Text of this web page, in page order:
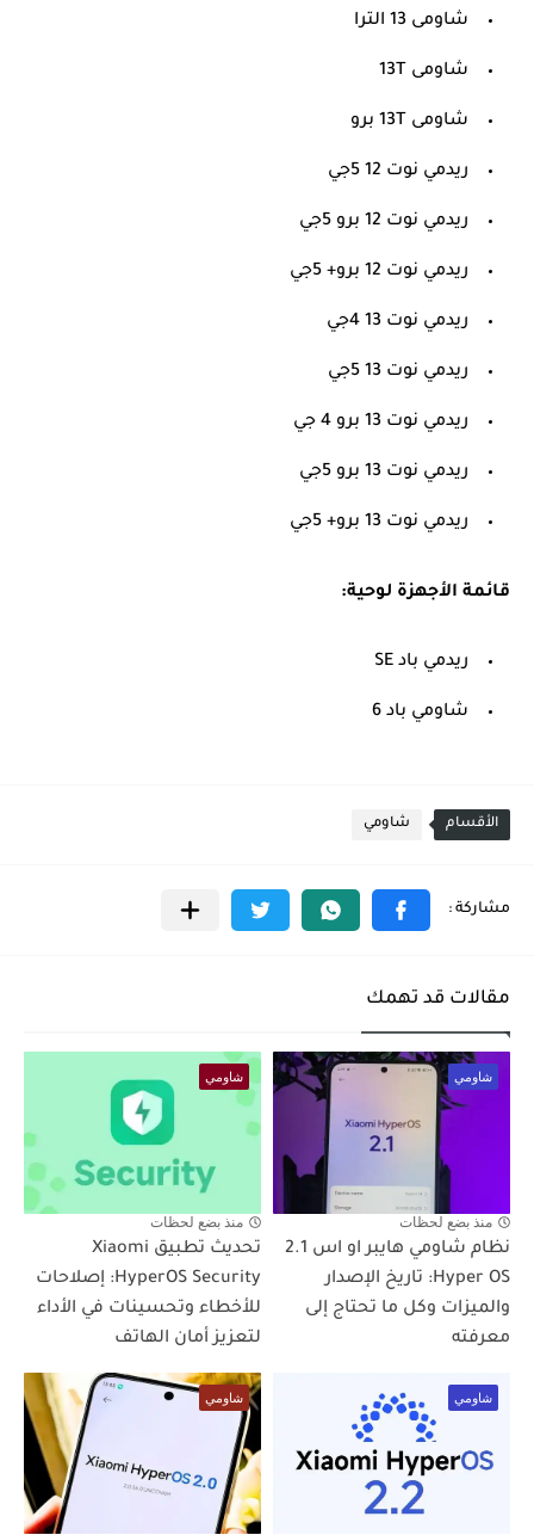
شاومى 13 الترا
شاومى 13T
شاومى 13T برو
ريدمي نوت 12 5جي
ريدمي نوت 12 برو 5جي
ريدمي نوت 12 برو+ 5جي
ريدمي نوت 13 4جي
ريدمي نوت 13 5جي
ريدمي نوت 13 برو 4 جي
ريدمي نوت 13 برو 5جي
ريدمي نوت 13 برو+ 5جي
قائمة الأجهزة لوحية:
ريدمي باد SE
شاومي باد 6
الأقسام شاومي
مقالات قد تهمك
شاومي
منذ بضع لحظات
نظام شاومي هايبر او اس 2.1
Hyper OS: تاريخ الإصدار
والميزات وكل ما تحتاج إلى
معرفته
شاومي
منذ بضع لحظات
تحديث تطبيق Xiaomi
HyperOS Security: إصلاحات
للأخطاء وتحسينات في الأداء
لتعزيز أمان الهاتف
شاومي شاومي